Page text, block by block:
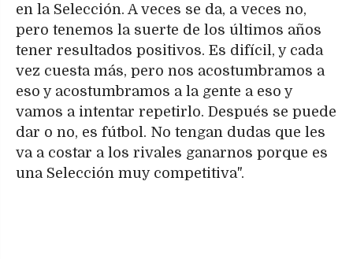
en la Selección. A veces se da, a veces no,
pero tenemos la suerte de los últimos años
tener resultados positivos. Es difícil, y cada
vez cuesta más, pero nos acostumbramos a
eso y acostumbramos a la gente a eso y
vamos a intentar repetirlo. Después se puede
dar o no, es fútbol. No tengan dudas que les
va a costar a los rivales ganarnos porque es
una Selección muy competitiva".